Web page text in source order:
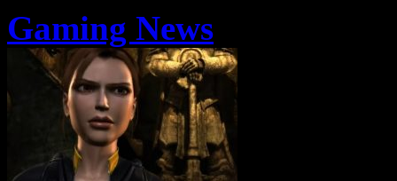
Gaming News